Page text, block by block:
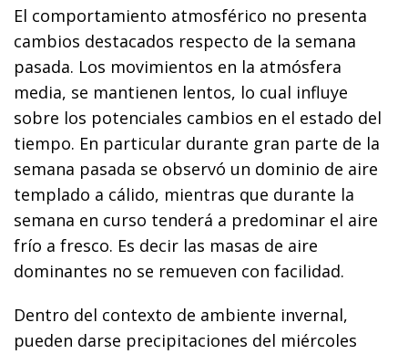
El comportamiento atmosférico no presenta
cambios destacados respecto de la semana
pasada. Los movimientos en la atmósfera
media, se mantienen lentos, lo cual influye
sobre los potenciales cambios en el estado del
tiempo. En particular durante gran parte de la
semana pasada se observó un dominio de aire
templado a cálido, mientras que durante la
semana en curso tenderá a predominar el aire
frío a fresco. Es decir las masas de aire
dominantes no se remueven con facilidad.
Dentro del contexto de ambiente invernal,
pueden darse precipitaciones del miércoles